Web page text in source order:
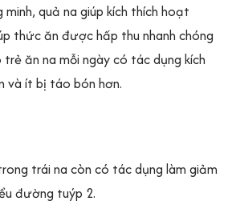
quả na giúp kích thích hoạt
thức ăn được hấp thu nhanh chóng
trẻ ăn na mỗi ngày có tác dụng kích
và ít bị táo bón hơn.
trái na còn có tác dụng làm giảm
đường tuýp 2.